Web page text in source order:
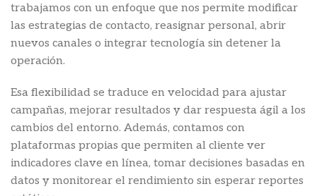
trabajamos con un enfoque que nos permite modificar
las estrategias de contacto, reasignar personal, abrir
nuevos canales o integrar tecnología sin detener la
operación.
Esa flexibilidad se traduce en velocidad para ajustar
campañas, mejorar resultados y dar respuesta ágil a los
cambios del entorno. Además, contamos con
plataformas propias que permiten al cliente ver
indicadores clave en línea, tomar decisiones basadas en
datos y monitorear el rendimiento sin esperar reportes